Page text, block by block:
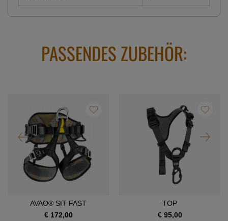
PASSENDES ZUBEHÖR:
AVAO® SIT FAST
€ 172,00
TOP
€ 95,00